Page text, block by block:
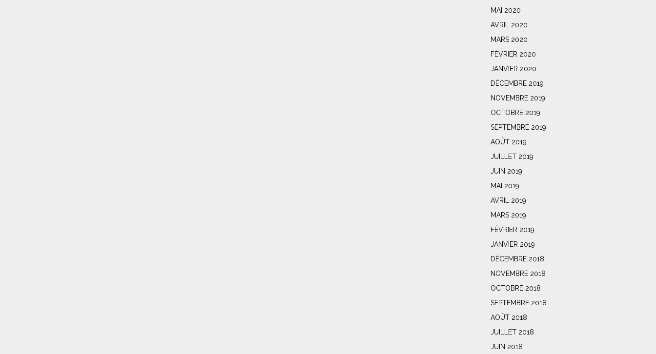
MAI 2020
AVRIL 2020
MARS 2020
FÉVRIER 2020
JANVIER 2020
DÉCEMBRE 2019
NOVEMBRE 2019
OCTOBRE 2019
SEPTEMBRE 2019
AOÛT 2019
JUILLET 2019
JUIN 2019
MAI 2019
AVRIL 2019
MARS 2019
FÉVRIER 2019
JANVIER 2019
DÉCEMBRE 2018
NOVEMBRE 2018
OCTOBRE 2018
SEPTEMBRE 2018
AOÛT 2018
JUILLET 2018
JUIN 2018